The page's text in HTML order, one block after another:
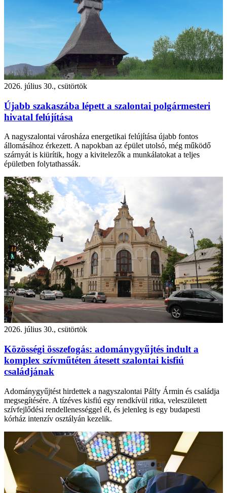
2026. július 30., csütörtök
Újabb szakaszába lépett a szalontai polgármesteri
hivatal felújítása
A nagyszalontai városháza energetikai felújítása újabb fontos
állomásához érkezett. A napokban az épület utolsó, még működő
szárnyát is kiürítik, hogy a kivitelezők a munkálatokat a teljes
épületben folytathassák.
2026. július 30., csütörtök
Közösségi összefogás: adománygyűjtés indult a
komplex szívműtéten átesett szalontai kisfiú
családjának
Adománygyűjtést hirdettek a nagyszalontai Pálfy Ármin és családja
megsegítésére. A tízéves kisfiú egy rendkívül ritka, veleszületett
szívfejlődési rendellenességgel él, és jelenleg is egy budapesti
kórház intenzív osztályán kezelik.